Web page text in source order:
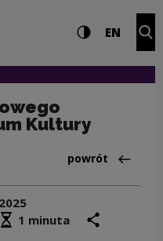
i Wysoki
EN
Kultury
Powrót
powrót
Średni czas czytania
1 minuta